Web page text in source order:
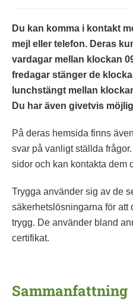
Du kan komma i kontakt
mejl eller telefon. Deras
vardagar mellan klockan
fredagar stänger de
lunchstängt mellan
Du har även givetvis
På deras hemsida finns
svar på vanligt ställda
sidor och kan kontakta dem
Trygga använder sig av de
säkerhetslösningarna för att
trygg. De använder bland
certifikat.
Sammanfattning